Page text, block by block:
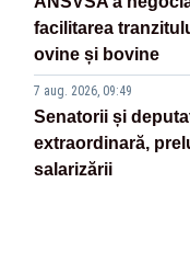
facilitarea
ovine și bovine
7 aug. 2026, 09:49
Senatorii și
extraordinară,
salarizării